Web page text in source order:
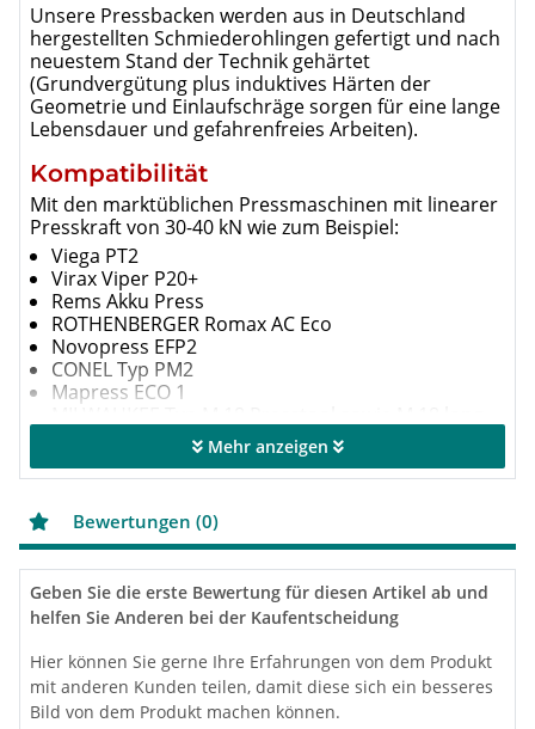
Unsere Pressbacken werden aus in Deutschland
hergestellten Schmiederohlingen gefertigt und nach
neuestem Stand der Technik gehärtet
(Grundvergütung plus induktives Härten der
Geometrie und Einlaufschräge sorgen für eine lange
Lebensdauer und gefahrenfreies Arbeiten).
Kompatibilität
Mit den marktüblichen Pressmaschinen mit linearer
Presskraft von 30-40 kN wie zum Beispiel:
Viega PT2
Virax Viper P20+
Rems Akku Press
ROTHENBERGER Romax AC Eco
Novopress EFP2
CONEL Typ PM2
Mapress ECO 1
throw Presstool
und vielen anderen Pressmaschinen kompatibel.
Merkmale
Sehr hohe Pressgenauigkeit durch
Synchronisation
V Kontur zur Anwendung im Berich der
Verpressung von Pressfittings für Kupfer und
Herstellungsland: Deutschland
Sehr lange Standzeit durch Grundvergütung plus
induktives Härten der Geometrie und
Mehr anzeigen
Bewertungen (0)
Geben Sie die erste Bewertung für diesen Artikel ab und
helfen Sie Anderen bei der Kaufentscheidung
Hier können Sie gerne Ihre Erfahrungen von dem Produkt
mit anderen Kunden teilen, damit diese sich ein besseres
Bild von dem Produkt machen können.